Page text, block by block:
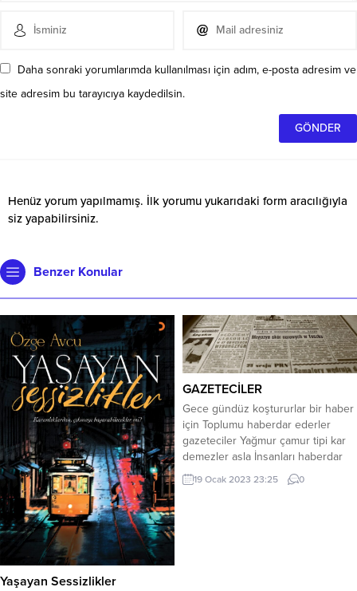
Daha sonraki yorumlarımda kullanılması için adım, e-posta adresim ve
site adresim bu tarayıcıya kaydedilsin.
Henüz yorum yapılmamış. İlk yorumu yukarıdaki form aracılığıyla
siz yapabilirsiniz.
Benzer Konular
Yaşayan Sessizlikler
GAZETECİLER
Gece gündüz koştururlar bir haber
için Toplumu haberdar ederler
gazeteciler Yağmur çamur tipi kar
demezler asla İnsanları haberdar
ederler gazeteciler Bazı zamanlar
itilip kakılır hırpalanırlar Öyle zaman
19 Ocak 2023 23:25 0